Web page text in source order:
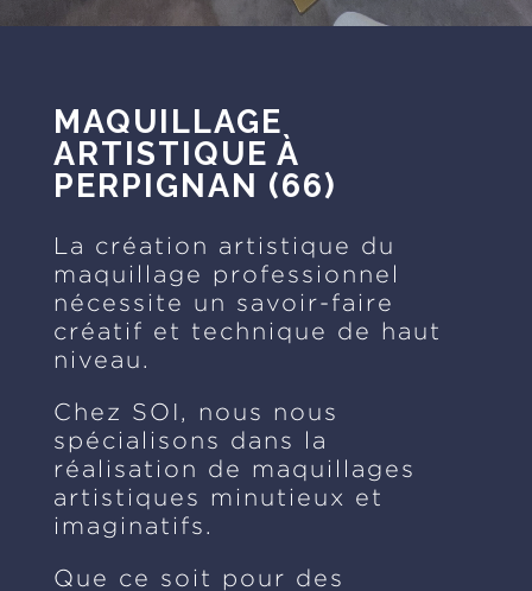
MAQUILLAGE
ARTISTIQUE À
PERPIGNAN (66)
La création artistique du
maquillage professionnel
nécessite un savoir-faire
créatif et technique de haut
niveau.
Chez SOI, nous nous
spécialisons dans la
réalisation de maquillages
artistiques minutieux et
imaginatifs.
Que ce soit pour des